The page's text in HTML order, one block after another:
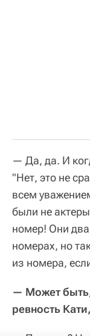
— Да, да. И
"Нет, это не
всем
были не
номер! Они
номерах, но
из номера,
— Может быть,
ревность